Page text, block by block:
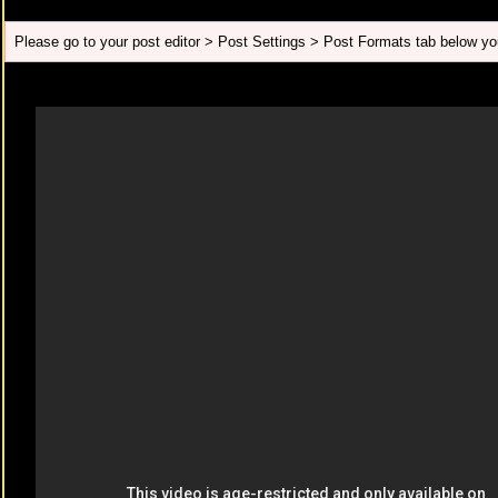
Please go to your post editor > Post Settings > Post Formats tab below